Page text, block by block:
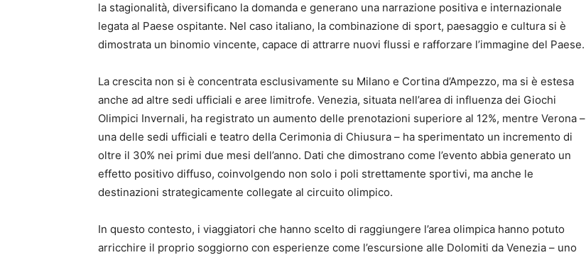
la stagionalità, diversificano la domanda e generano una narrazione positiva e internazionale
legata al Paese ospitante. Nel caso italiano, la combinazione di sport, paesaggio e cultura si è
dimostrata un binomio vincente, capace di attrarre nuovi flussi e rafforzare l’immagine del Paese.
La crescita non si è concentrata esclusivamente su Milano e Cortina d’Ampezzo, ma si è estesa
anche ad altre sedi ufficiali e aree limitrofe. Venezia, situata nell’area di influenza dei Giochi
Olimpici Invernali, ha registrato un aumento delle prenotazioni superiore al 12%, mentre Verona –
una delle sedi ufficiali e teatro della Cerimonia di Chiusura – ha sperimentato un incremento di
oltre il 30% nei primi due mesi dell’anno. Dati che dimostrano come l’evento abbia generato un
effetto positivo diffuso, coinvolgendo non solo i poli strettamente sportivi, ma anche le
destinazioni strategicamente collegate al circuito olimpico.
In questo contesto, i viaggiatori che hanno scelto di raggiungere l’area olimpica hanno potuto
arricchire il proprio soggiorno con esperienze come l’escursione alle Dolomiti da Venezia – uno